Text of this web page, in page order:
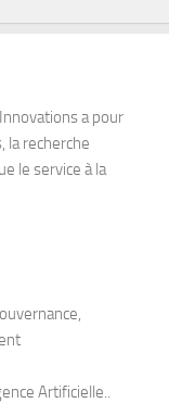
a pour
la recherche
le service à la
Artificielle..